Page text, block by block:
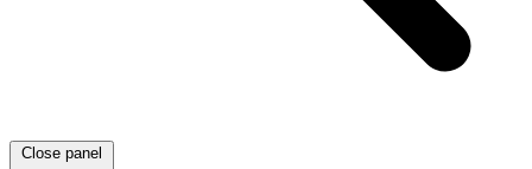
Close panel